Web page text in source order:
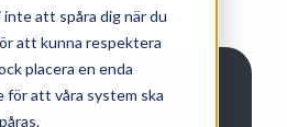
att spåra dig när du
att kunna respektera
placera en enda
för att våra system ska
- 20.00 CET